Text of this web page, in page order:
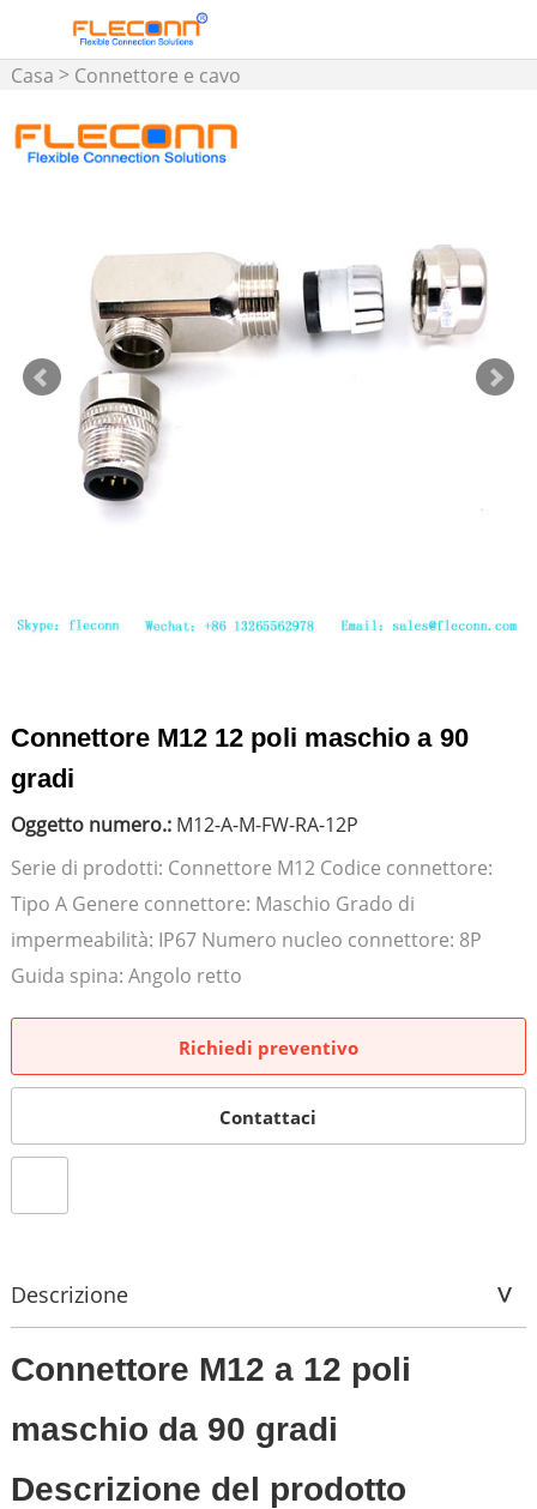
Casa > Connettore e cavo
>Connettore M12>
Connettore M12 installabile
Connettore M12 12 poli maschio a 90
gradi
Oggetto numero.:M12-A-M-FW-RA-12P
Serie di prodotti: Connettore M12 Codice connettore:
Tipo A Genere connettore: Maschio Grado di
impermeabilità: IP67 Numero nucleo connettore: 8P
Guida spina: Angolo retto
Richiedi preventivo
Contattaci
Descrizione
Connettore M12 a 12 poli
maschio da 90 gradi
Descrizione del prodotto